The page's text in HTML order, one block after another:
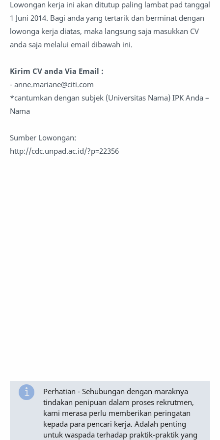
Lowongan kerja ini akan ditutup paling lambat pad tanggal
1 Juni 2014. Bagi anda yang tertarik dan berminat dengan
lowonga kerja diatas, maka langsung saja masukkan CV
anda saja melalui email dibawah ini.
Kirim CV anda Via Email :
- anne.mariane@citi.com
*cantumkan dengan subjek (Universitas Nama) IPK Anda –
Nama
Sumber Lowongan:
http://cdc.unpad.ac.id/?p=22356
Perhatian - Sehubungan dengan maraknya
tindakan penipuan dalam proses rekrutmen,
kami merasa perlu memberikan peringatan
kepada para pencari kerja. Adalah penting
untuk waspada terhadap praktik-praktik yang